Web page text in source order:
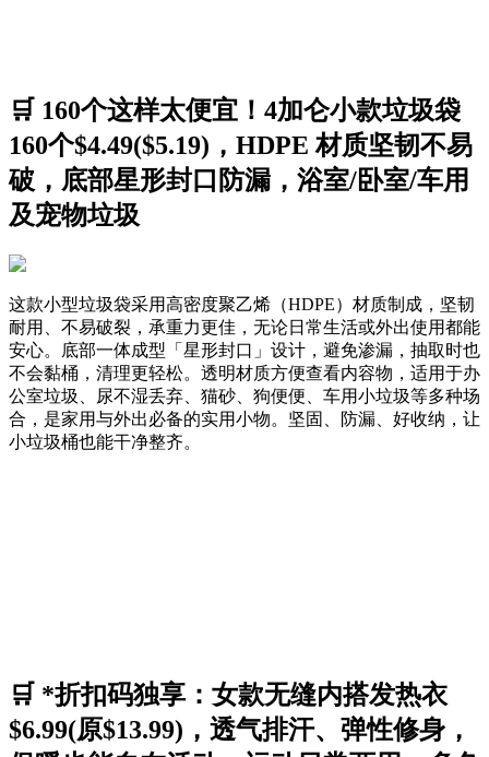
🛒 160个这样太便宜！4加仑小款垃圾袋
160个$4.49($5.19)，HDPE 材质坚韧不易
破，底部星形封口防漏，浴室/卧室/车用
及宠物垃圾
这款小型垃圾袋采用高密度聚乙烯（HDPE）材质制成，坚韧
耐用、不易破裂，承重力更佳，无论日常生活或外出使用都能
安心。底部一体成型「星形封口」设计，避免渗漏，抽取时也
不会黏桶，清理更轻松。透明材质方便查看内容物，适用于办
公室垃圾、尿不湿丢弃、猫砂、狗便便、车用小垃圾等多种场
合，是家用与外出必备的实用小物。坚固、防漏、好收纳，让
小垃圾桶也能干净整齐。
🛒 *折扣码独享：女款无缝内搭发热衣
$6.99(原$13.99)，透气排汗、弹性修身，